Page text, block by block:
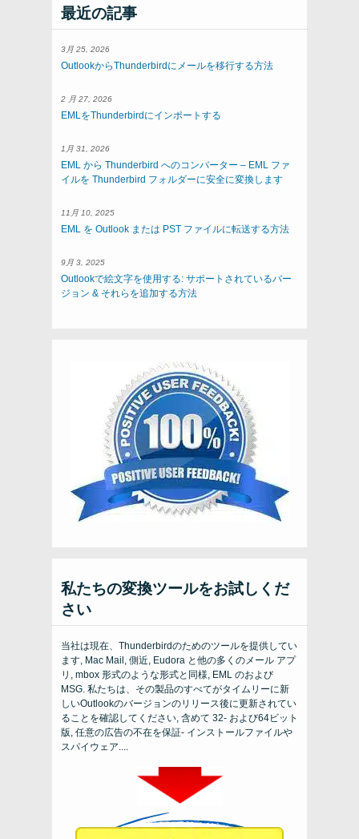
最近の記事
3月 25, 2026
OutlookからThunderbirdにメールを移行する方法
2 月 27, 2026
EMLをThunderbirdにインポートする
1月 31, 2026
EML から Thunderbird へのコンバーター – EML ファ
イルを Thunderbird フォルダーに安全に変換します
11月 10, 2025
EML を Outlook または PST ファイルに転送する方法
9月 3, 2025
Outlookで絵文字を使用する: サポートされているバー
ジョン & それらを追加する方法
私たちの変換ツールをお試しくだ
さい
当社は現在、Thunderbirdのためのツールを提供してい
ます, Mac Mail, 側近, Eudora と他の多くのメール アプ
リ, mbox 形式のような形式と同様, EML のおよび
MSG. 私たちは、その製品のすべてがタイムリーに新
しいOutlookのバージョンのリリース後に更新されてい
ることを確認してください, 含めて 32- および64ビット
版, 任意の広告の不在を保証- インストールファイルや
スパイウェア....